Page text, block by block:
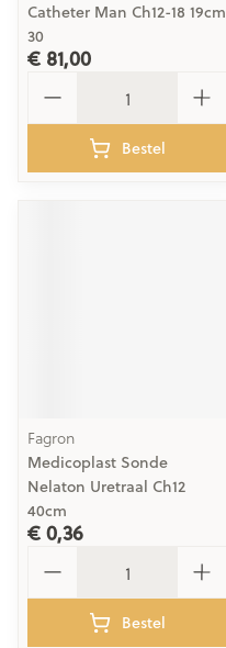
Catheter Man Ch12-18 19cm
30
€ 81,00
Bestel
Fagron
Medicoplast Sonde
Nelaton Uretraal Ch12
40cm
€ 0,36
Bestel